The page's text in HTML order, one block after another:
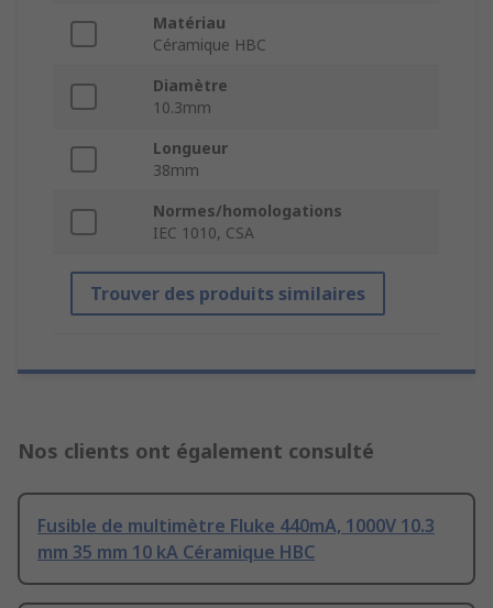
Matériau
Céramique HBC
Diamètre
10.3mm
Longueur
38mm
Normes/homologations
IEC 1010, CSA
Trouver des produits similaires
Nos clients ont également consulté
Fusible de multimètre Fluke 440mA, 1000V 10.3
mm 35 mm 10 kA Céramique HBC